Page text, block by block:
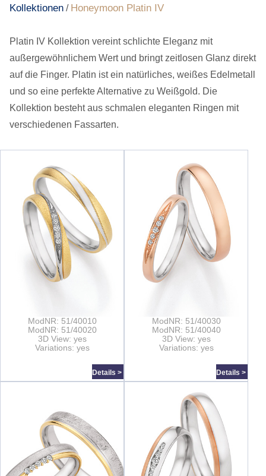
Kollektionen / Honeymoon Platin IV
Platin IV Kollektion vereint schlichte Eleganz mit
außergewöhnlichem Wert und bringt zeitlosen Glanz direkt
auf die Finger. Platin ist ein natürliches, weißes Edelmetall
und so eine perfekte Alternative zu Weißgold. Die
Kollektion besteht aus schmalen eleganten Ringen mit
verschiedenen Fassarten.
ModNR: 51/40010
ModNR: 51/40020
3D View: yes
Variations: yes
Details >
ModNR: 51/40030
ModNR: 51/40040
3D View: yes
Variations: yes
Details >